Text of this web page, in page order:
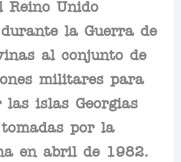
Reino Unido
durante la Guerra de
al conjunto de
militares para
las islas Georgias
tomadas por la
en abril de 1982.